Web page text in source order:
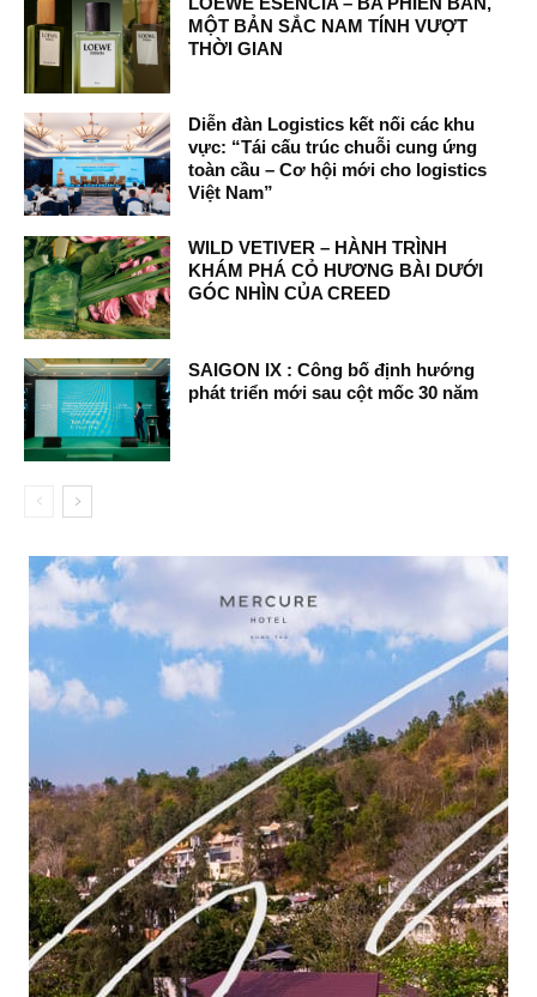
MỘT BẢN SẮC NAM TÍNH VƯỢT
THỜI GIAN
Diễn đàn Logistics kết nối các khu
vực: “Tái cấu trúc chuỗi cung ứng
toàn cầu – Cơ hội mới cho logistics
Việt Nam”
WILD VETIVER – HÀNH TRÌNH
KHÁM PHÁ CỎ HƯƠNG BÀI DƯỚI
GÓC NHÌN CỦA CREED
SAIGON IX : Công bố định hướng
phát triển mới sau cột mốc 30 năm